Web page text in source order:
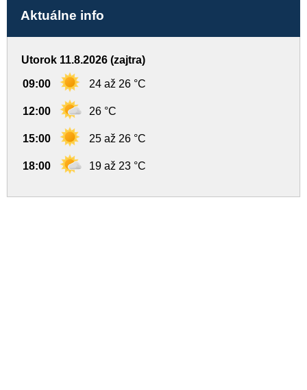
Aktuálne info
Utorok 11.8.2026 (zajtra)
09:00 24 až 26 °C
12:00 26 °C
15:00 25 až 26 °C
18:00 19 až 23 °C